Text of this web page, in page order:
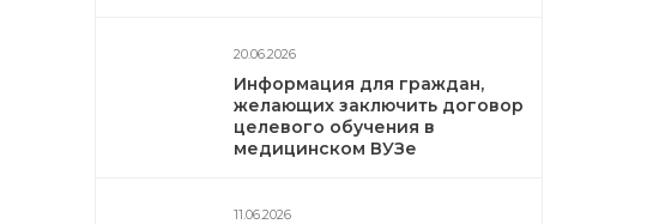
20.06.2026
Информация для граждан,
желающих заключить договор
целевого обучения в
медицинском ВУЗе
11.06.2026